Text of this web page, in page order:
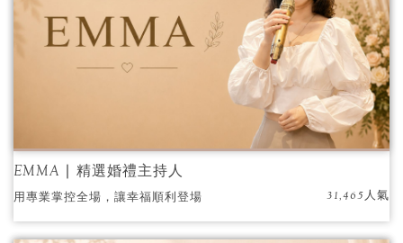
EMMA ∣ 精選婚禮主持人
用專業掌控全場，讓幸福順利登場 31,465人氣